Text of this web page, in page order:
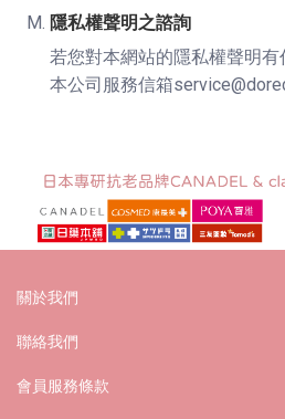
隱私權聲明之諮詢
若您對本網站的隱私權聲明
本公司服務信箱
關於我們
聯絡我們
會員服務條款